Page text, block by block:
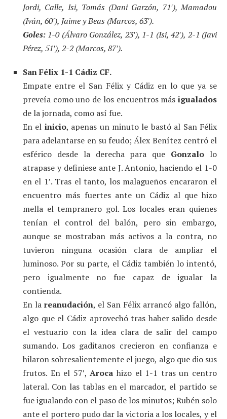
Jordi, Calle, Isi, Tomás (Dani Garzón, 71′), Mamadou
(Iván, 60′), Jaime y Beas (Marcos, 63′).
Goles: 1-0 (Álvaro González, 23′), 1-1 (Isi, 42′), 2-1 (Javi
Pérez, 51′), 2-2 (Marcos, 87′).
San Félix 1-1 Cádiz CF.
Empate entre el San Félix y Cádiz en lo que ya se
preveía como uno de los encuentros más igualados
de la jornada, como así fue.
En el inicio, apenas un minuto le bastó al San Félix
para adelantarse en su feudo; Álex Benítez centró el
esférico desde la derecha para que Gonzalo lo
atrapase y definiese ante J. Antonio, haciendo el 1-0
en el 1′. Tras el tanto, los malagueños encararon el
encuentro más fuertes ante un Cádiz al que hizo
mella el tempranero gol. Los locales eran quienes
tenían el control del balón, pero sin embargo,
aunque se mostraban más activos a la contra, no
tuvieron ninguna ocasión clara de ampliar el
luminoso. Por su parte, el Cádiz también lo intentó,
pero igualmente no fue capaz de igualar la
contienda.
En la reanudación, el San Félix arrancó algo fallón,
algo que el Cádiz aprovechó tras haber salido desde
el vestuario con la idea clara de salir del campo
sumando. Los gaditanos crecieron en confianza e
hilaron sobresalientemente el juego, algo que dio sus
frutos. En el 57′,Aroca hizo el 1-1 tras un centro
lateral. Con las tablas en el marcador, el partido se
fue igualando con el paso de los minutos; Rubén solo
ante el portero pudo dar la victoria a los locales, y el